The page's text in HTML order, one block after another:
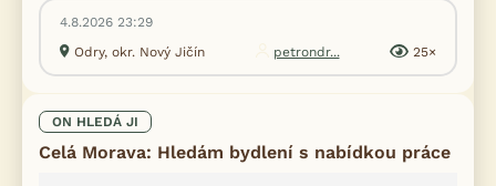
4.8.2026 23:29
Odry, okr. Nový Jičín
petrondr... 25×
ON HLEDÁ JI
Celá Morava: Hledám bydlení s nabídkou práce